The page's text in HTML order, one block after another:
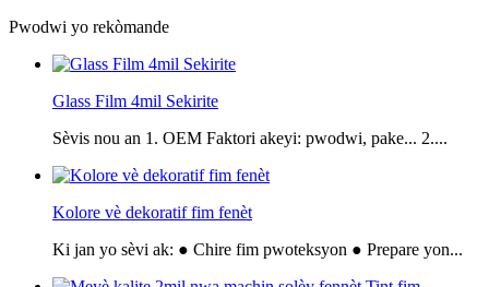
Pwodwi yo rekòmande
Glass Film 4mil Sekirite
Sèvis nou an 1. OEM Faktori akeyi: pwodwi, pake... 2....
Kolore vè dekoratif fim fenèt
Ki jan yo sèvi ak: ● Chire fim pwoteksyon ● Prepare yon...